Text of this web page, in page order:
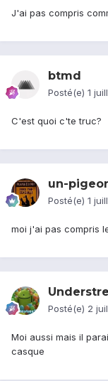
J'ai pas compris
btmd
Posté(e) 1
C'est quoi c'te truc?
un-
Posté(e) 1
moi j'ai pas compris
Posté(e) 2
Moi aussi mais il
casque